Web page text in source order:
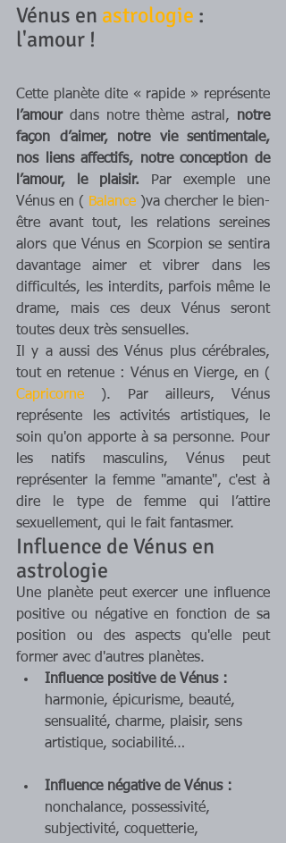
Vénus en astrologie :
l'amour !
l’amour dans notre thème astral, notre
façon d’aimer, notre vie sentimentale,
nos liens affectifs, notre conception de
l’amour, le plaisir.
Par exemple une
Vénus en ( Balance )va chercher le bien-
être avant tout, les relations sereines
alors que Vénus en Scorpion se sentira
davantage aimer et vibrer dans les
difficultés, les interdits, parfois même le
drame, mais ces deux Vénus seront
toutes deux très sensuelles.
Il y a aussi des Vénus plus cérébrales,
Capricorne ). Par ailleurs, Vénus
représente les activités artistiques, le
soin qu'on apporte à sa personne. Pour
les natifs masculins, Vénus peut
représenter la femme "amante", c'est à
dire le type de femme qui l’attire
sexuellement, qui le fait fantasmer.
Influence de Vénus en
astrologie
Une planète peut exercer une influence
positive ou négative en fonction de sa
position ou des aspects qu'elle peut
former avec d'autres planètes.
Influence positive de Vénus :
harmonie, épicurisme, beauté,
sensualité, charme, plaisir, sens
artistique, sociabilité…
Influence négative de Vénus :
nonchalance, possessivité,
subjectivité, coquetterie,